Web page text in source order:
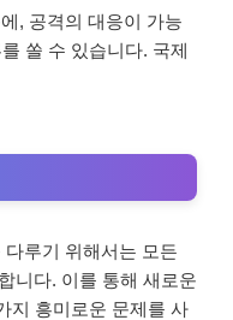
, 공격의 대응이 가능
쏠 수 있습니다. 국제
루기 위해서는 모든
니다. 이를 통해 새로운
지 흥미로운 문제를 사